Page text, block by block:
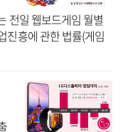
전일 웹보드게임 월별
진흥에 관한 법률(게임
고 밝혔다. 이에 따라,